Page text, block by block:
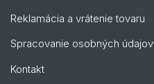
Reklamácia a vrátenie tovaru
Spracovanie osobných údajov
Kontakt